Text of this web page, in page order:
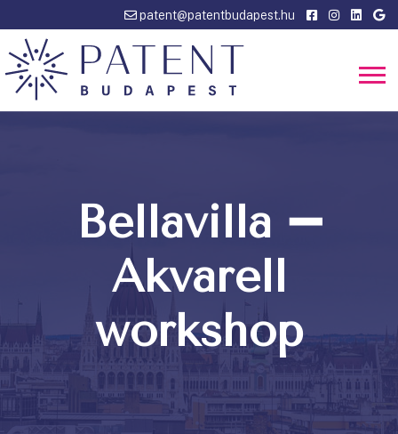
patent@patentbudapest.hu
Bellavilla ➖
Akvarell
workshop